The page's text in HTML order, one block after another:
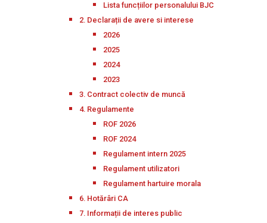
Lista funcțiilor personalului BJC
2. Declarații de avere si interese
2026
2025
2024
2023
3. Contract colectiv de muncă
4. Regulamente
ROF 2026
ROF 2024
Regulament intern 2025
Regulament utilizatori
Regulament hartuire morala
6. Hotărâri CA
7. Informații de interes public